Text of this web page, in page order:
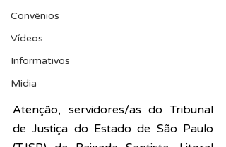
Convênios
Vídeos
Informativos
Midia
Atenção, servidores/as do Tribunal
de Justiça do Estado de São Paulo